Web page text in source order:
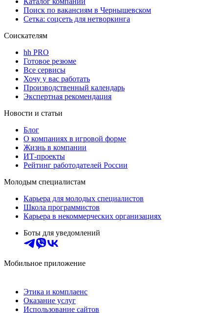
Поиск по вакансиям в Чернышевском
Сетка: соцсеть для нетворкинга
Соискателям
hh PRO
Готовое резюме
Все сервисы
Хочу у вас работать
Производственный календарь
Экспертная рекомендация
Новости и статьи
Блог
О компаниях в игровой форме
Жизнь в компании
ИТ-проекты
Рейтинг работодателей России
Молодым специалистам
Карьера для молодых специалистов
Школа программистов
Карьера в некоммерческих организациях
Боты для уведомлений
Мобильное приложение
Этика и комплаенс
Оказание услуг
Использование сайтов